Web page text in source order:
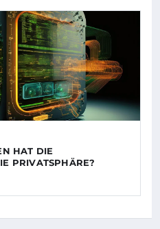
HAT DIE
PRIVATSPHÄRE?